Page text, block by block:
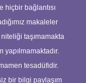
hiçbir bağlantısı
makaleler
taşımamakta
yapılmamaktadır.
tesadüfidir.
bir bilgi paylaşım